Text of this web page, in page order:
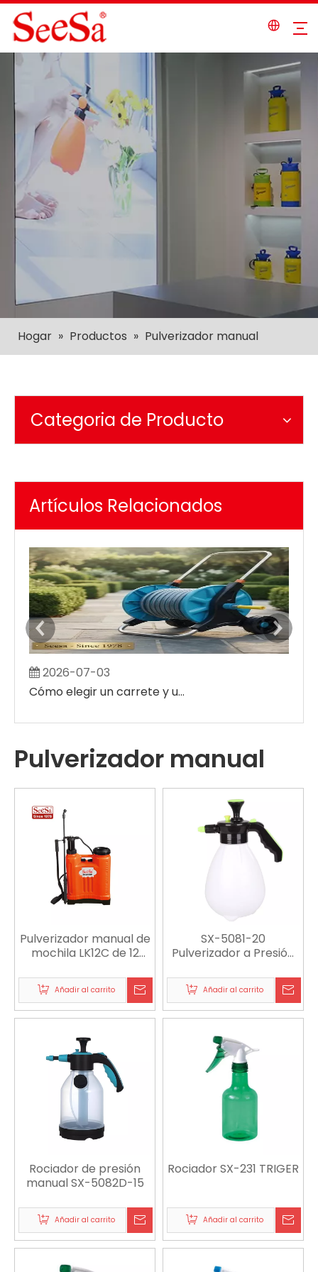
Hogar » Productos » Pulverizador manual
Categoria de Producto
Artículos Relacionados
2026-07-03
Cómo elegir un carrete y un carrito para manguera de jardín: la guía definitiva para el comprador de balcones pequeños y jardines de villas grandes
Pulverizador manual
Pulverizador manual de
mochila LK12C de 12
jardinería y control de
plagas
Añadir al carrito
SX-5081-20
Pulverizador a Presión
Jardinería, Limpieza y
Saneamiento
Añadir al carrito
Rociador de presión
manual SX-5082D-15
Añadir al carrito
Rociador SX-231 TRIGER
Añadir al carrito